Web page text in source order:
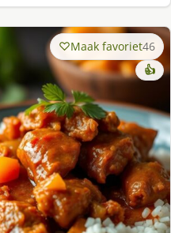
Maak favoriet46
👍